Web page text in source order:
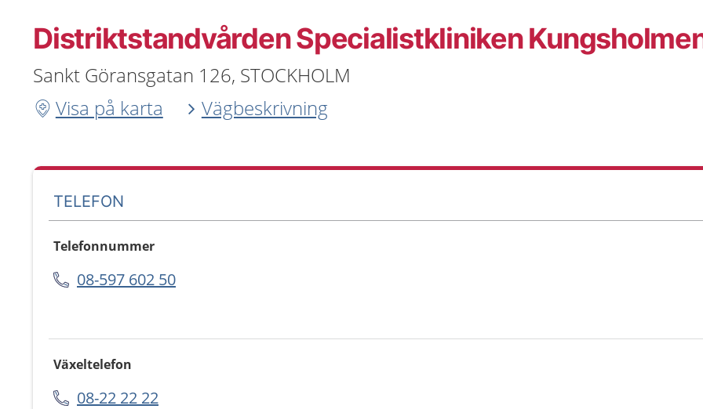
Distriktstandvården Specialistkliniken
Sankt Göransgatan 126, STOCKHOLM
Visa på karta
Vägbeskrivning
TELEFON
Telefonnummer
08-597 602 50
Växeltelefon
08-22 22 22